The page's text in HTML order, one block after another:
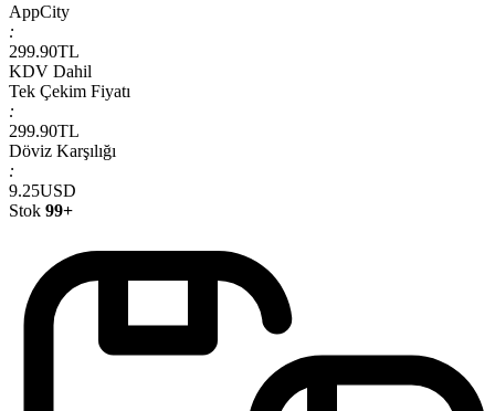
AppCity
:
299.90TL
KDV Dahil
Tek Çekim Fiyatı
:
299.90TL
Döviz Karşılığı
:
9.25USD
Stok 99+